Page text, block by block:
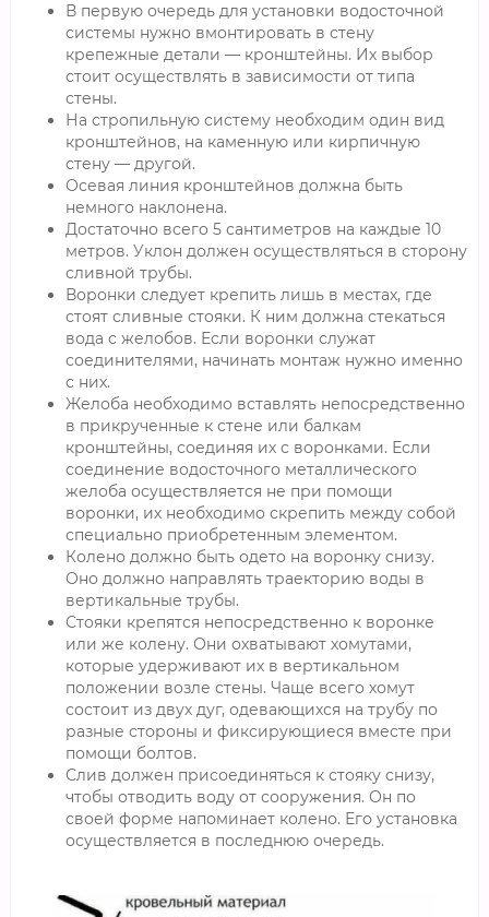
В первую очередь для установки водосточной
системы нужно вмонтировать в стену
крепежные детали — кронштейны. Их выбор
стоит осуществлять в зависимости от типа
стены.
На стропильную систему необходим один вид
кронштейнов, на каменную или кирпичную
стену — другой.
Осевая линия кронштейнов должна быть
немного наклонена.
Достаточно всего 5 сантиметров на каждые 10
метров. Уклон должен осуществляться в сторону
сливной трубы.
Воронки следует крепить лишь в местах, где
стоят сливные стояки. К ним должна стекаться
вода с желобов. Если воронки служат
соединителями, начинать монтаж нужно именно
с них.
Желоба необходимо вставлять непосредственно
в прикрученные к стене или балкам
кронштейны, соединяя их с воронками. Если
соединение водосточного металлического
желоба осуществляется не при помощи
воронки, их необходимо скрепить между собой
специально приобретенным элементом.
Колено должно быть одето на воронку снизу.
Оно должно направлять траекторию воды в
вертикальные трубы.
Стояки крепятся непосредственно к воронке
или же колену. Они охватывают хомутами,
которые удерживают их в вертикальном
положении возле стены. Чаще всего хомут
состоит из двух дуг, одевающихся на трубу по
разные стороны и фиксирующиеся вместе при
помощи болтов.
Слив должен присоединяться к стояку снизу,
чтобы отводить воду от сооружения. Он по
своей форме напоминает колено. Его установка
осуществляется в последнюю очередь.